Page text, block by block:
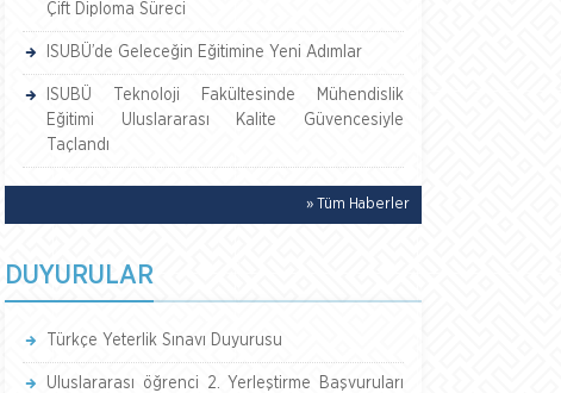
Çift Diploma Süreci
ISUBÜ’de Geleceğin Eğitimine Yeni Adımlar
ISUBÜ Teknoloji Fakültesinde Mühendislik
Eğitimi Uluslararası Kalite Güvencesiyle
Taçlandı
» Tüm Haberler
DUYURULAR
Türkçe Yeterlik Sınavı Duyurusu
Uluslararası öğrenci 2. Yerleştirme Başvuruları